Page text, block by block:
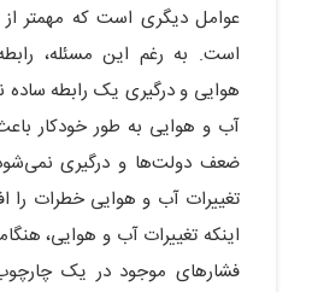
عوامل دیگری است که مهم‏تر
است. به‏ رغم این مسئله،
هوایی و درگیری یک رابطه
آب و هوایی به طور خودکار
ضعف دولت‌ها و درگیری
تغییرات آب و هوایی خطرات را
اینکه تغییرات آب و هوایی،
فشارهای موجود در یک